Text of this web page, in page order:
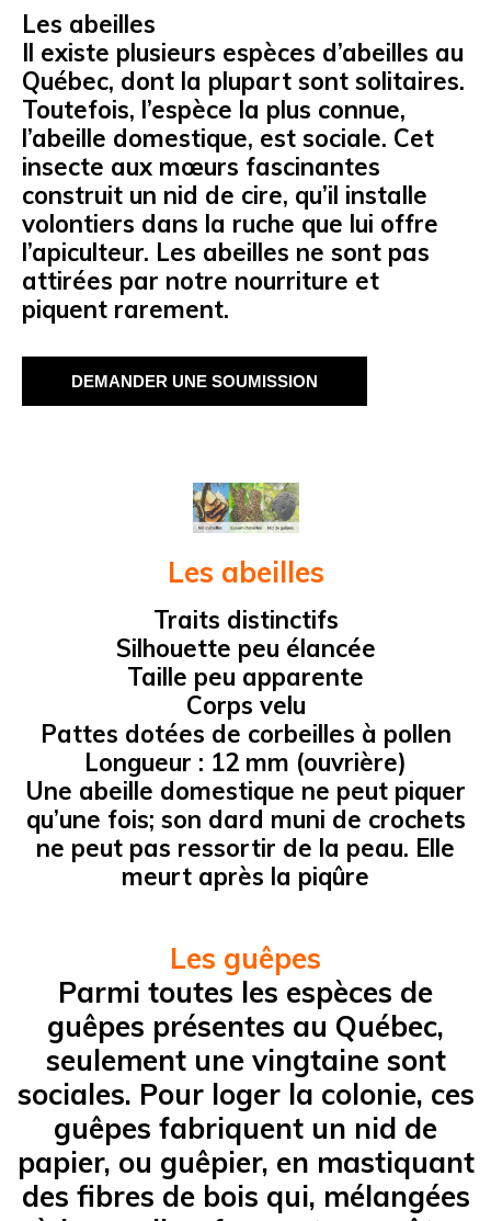
Les abeilles
Il existe plusieurs espèces d’abeilles au
Québec, dont la plupart sont solitaires.
Toutefois, l’espèce la plus connue,
l’abeille domestique, est sociale. Cet
insecte aux mœurs fascinantes
construit un nid de cire, qu’il installe
volontiers dans la ruche que lui offre
l’apiculteur. Les abeilles ne sont pas
attirées par notre nourriture et
piquent rarement.
DEMANDER UNE SOUMISSION
Les abeilles
Traits distinctifs
Silhouette peu élancée
Taille peu apparente
Corps velu
Pattes dotées de corbeilles à pollen
Longueur : 12 mm (ouvrière)
Une abeille domestique ne peut piquer
qu’une fois; son dard muni de crochets
ne peut pas ressortir de la peau. Elle
meurt après la piqûre
Les guêpes
Parmi toutes les espèces de
guêpes présentes au Québec,
seulement une vingtaine sont
sociales. Pour loger la colonie, ces
guêpes fabriquent un nid de
papier, ou guêpier, en mastiquant
des fibres de bois qui, mélangées